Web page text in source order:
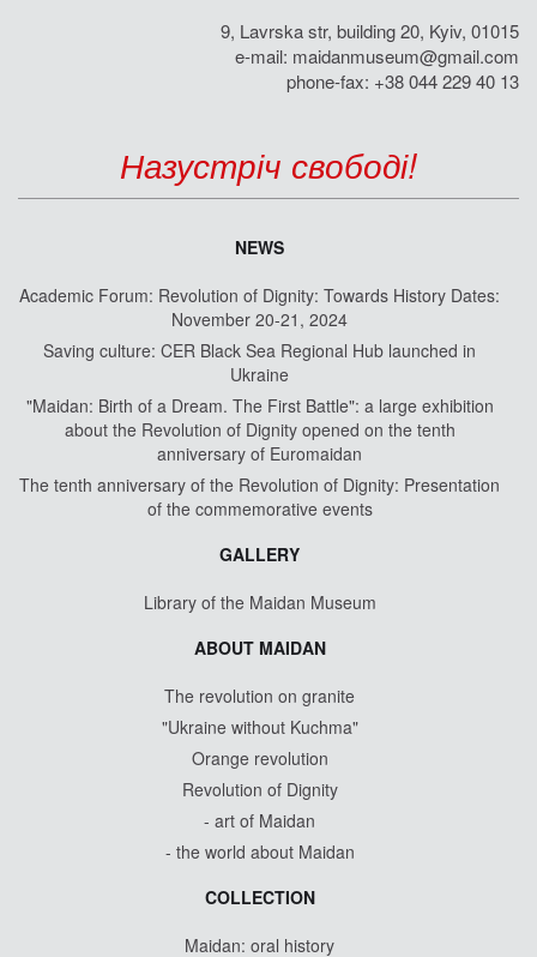
9, Lavrska str, building 20, Kyiv, 01015
e-mail: maidanmuseum@gmail.com
phone-fax: +38 044 229 40 13
Назустріч свободі!
NEWS
Academic Forum: Revolution of Dignity: Towards History Dates:
November 20-21, 2024
Saving culture: CER Black Sea Regional Hub launched in
Ukraine
"Maidan: Birth of a Dream. The First Battle": a large exhibition
about the Revolution of Dignity opened on the tenth
anniversary of Euromaidan
The tenth anniversary of the Revolution of Dignity: Presentation
of the commemorative events
GALLERY
Library of the Maidan Museum
ABOUT MAIDAN
The revolution on granite
"Ukraine without Kuchma"
Orange revolution
Revolution of Dignity
- art of Maidan
- the world about Maidan
COLLECTION
Maidan: oral history